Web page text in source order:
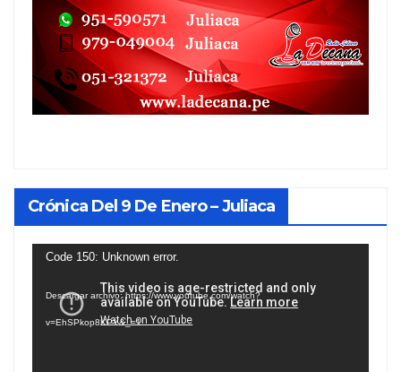
Crónica Del 9 De Enero – Juliaca
Reproductor
vídeo
Code 150: Unknown error.
Descargar archivo: https://www.youtube.com/watch?
v=EhSPkop8KPY&_=1